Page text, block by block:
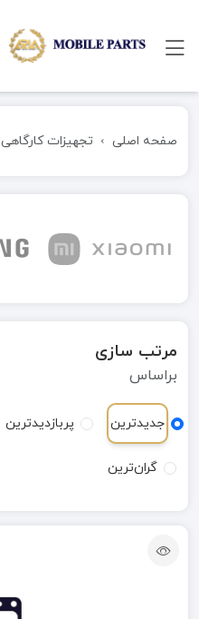
صفحه اصلی تجهیزات کارگاهی
مرتب سازی
براساس
جدیدترین پربازدیدترین
گران‌ترین